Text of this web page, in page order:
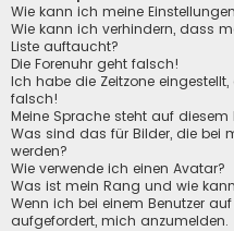
Wie kann ich meine
Wie kann ich verhindern, dass
Liste auftaucht?
Die Forenuhr geht falsch!
Ich habe die Zeitzone
falsch!
Meine Sprache steht auf
Was sind das für Bilder, die bei
werden?
Wie verwende ich einen Avatar?
Was ist mein Rang und wie
Wenn ich bei einem Benutzer
aufgefordert, mich anzumelden.